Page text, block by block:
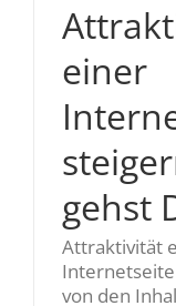
einer
gehst
Attraktivität
von den